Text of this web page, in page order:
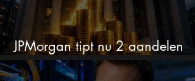
JPMorgan tipt nu 2 aandelen
voor augustus